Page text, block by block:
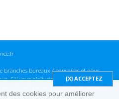
branches bureaux / bancaires et nous
S'il vous plaît vérifier ces informations
sommes pas responsables des erreurs
que nous fournissons.
des cookies pour améliorer